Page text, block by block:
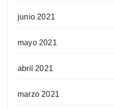
junio 2021
mayo 2021
abril 2021
marzo 2021